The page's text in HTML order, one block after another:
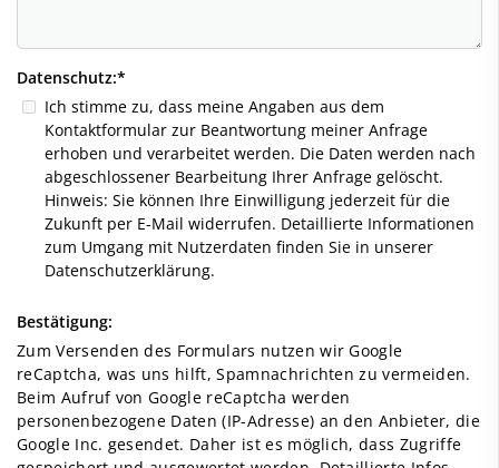
Datenschutz:*
Ich stimme zu, dass meine Angaben aus dem
Kontaktformular zur Beantwortung meiner Anfrage
erhoben und verarbeitet werden. Die Daten werden nach
abgeschlossener Bearbeitung Ihrer Anfrage gelöscht.
Hinweis: Sie können Ihre Einwilligung jederzeit für die
Zukunft per E-Mail widerrufen. Detaillierte Informationen
zum Umgang mit Nutzerdaten finden Sie in unserer
Datenschutzerklärung.
Bestätigung:
Zum Versenden des Formulars nutzen wir Google
reCaptcha, was uns hilft, Spamnachrichten zu vermeiden.
Beim Aufruf von Google reCaptcha werden
personenbezogene Daten (IP-Adresse) an den Anbieter, die
Google Inc. gesendet. Daher ist es möglich, dass Zugriffe